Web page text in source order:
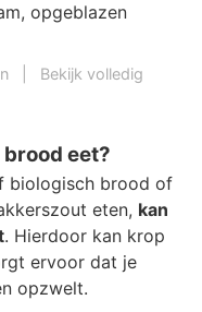
opgeblazen
Bekijk volledig
eet?
biologisch brood of
eten, kan
. Hierdoor kan krop
ervoor dat je
opzwelt.